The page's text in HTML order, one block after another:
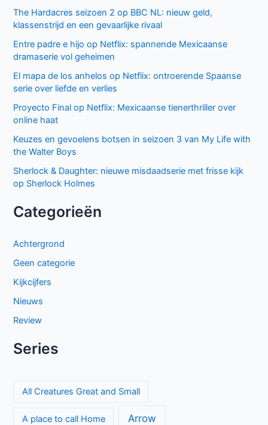
The Hardacres seizoen 2 op BBC NL: nieuw geld,
klassenstrijd en een gevaarlijke rivaal
Entre padre e hijo op Netflix: spannende Mexicaanse
dramaserie vol geheimen
El mapa de los anhelos op Netflix: ontroerende Spaanse
serie over liefde en verlies
Proyecto Final op Netflix: Mexicaanse tienerthriller over
online haat
Keuzes en gevoelens botsen in seizoen 3 van My Life with
the Walter Boys
Sherlock & Daughter: nieuwe misdaadserie met frisse kijk
op Sherlock Holmes
Categorieën
Achtergrond
Geen categorie
Kijkcijfers
Nieuws
Review
Series
All Creatures Great and Small
A place to call Home Arrow